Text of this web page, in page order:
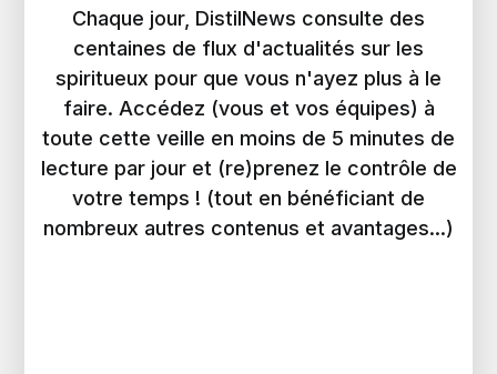
Chaque jour, DistilNews consulte des
centaines de flux d'actualités sur les
spiritueux pour que vous n'ayez plus à le
faire. Accédez (vous et vos équipes) à
toute cette veille en moins de 5 minutes de
lecture par jour et (re)prenez le contrôle de
votre temps ! (tout en bénéficiant de
nombreux autres contenus et avantages...)